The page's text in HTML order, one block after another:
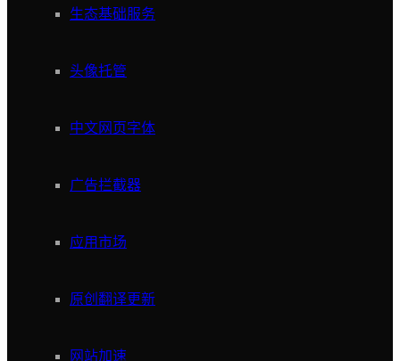
生态基础服务
头像托管
中文网页字体
广告拦截器
应用市场
原创翻译更新
网站加速